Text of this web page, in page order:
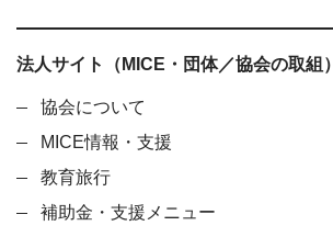
法人サイト（MICE・団体／協会の取組）
協会について
MICE情報・支援
教育旅行
補助金・支援メニュー